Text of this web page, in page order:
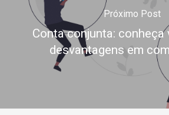
Próximo Post
Conta conjunta: conheça
desvantagens em